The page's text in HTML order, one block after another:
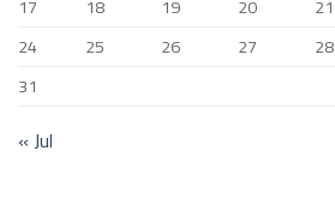
17
18 19 20 21
24
25 26 27 28
31
« Jul